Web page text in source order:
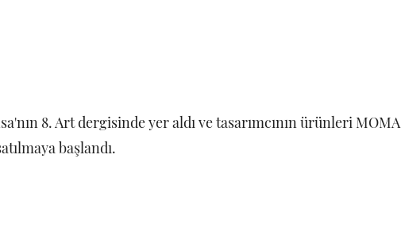
8. Art dergisinde yer aldı ve tasarımcının ürünleri MOMA
başlandı.